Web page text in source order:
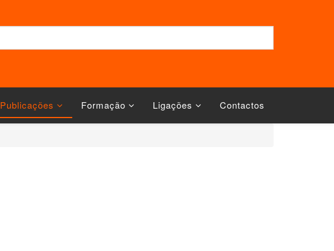
Publicações Formação Ligações Contactos